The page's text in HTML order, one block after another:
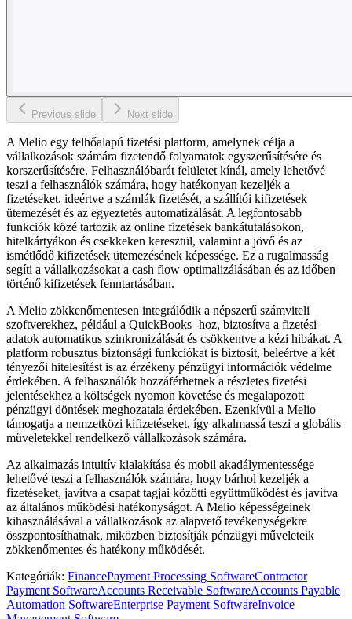
Previous slide Next slide
A Melio egy felhőalapú fizetési platform, amelynek célja a
vállalkozások számára fizetendő folyamatok egyszerűsítésére és
korszerűsítésére. Felhasználóbarát felületet kínál, amely lehetővé
teszi a felhasználók számára, hogy hatékonyan kezeljék a
fizetéseket, ideértve a számlák fizetését, a szállítói kifizetések
ütemezését és az egyeztetés automatizálását. A legfontosabb
funkciók közé tartozik az online fizetések bankátutalásokon,
hitelkártyákon és csekkeken keresztül, valamint a jövő és az
ismétlődő kifizetések ütemezésének képessége. Ez a rugalmasság
segíti a vállalkozásokat a cash flow optimalizálásában és az időben
történő kifizetések fenntartásában.
A Melio zökkenőmentesen integrálódik a népszerű számviteli
szoftverekhez, például a QuickBooks -hoz, biztosítva a fizetési
adatok automatikus szinkronizálását és csökkentve a kézi hibákat. A
platform robusztus biztonsági funkciókat is biztosít, beleértve a két
tényezői hitelesítést is az érzékeny pénzügyi információk védelme
érdekében. A felhasználók hozzáférhetnek a részletes fizetési
jelentésekhez a költségek nyomon követése és megalapozott
pénzügyi döntések meghozatala érdekében. Ezenkívül a Melio
támogatja a nemzetközi kifizetéseket, így alkalmassá teszi a globális
műveletekkel rendelkező vállalkozások számára.
Az alkalmazás intuitív kialakítása és mobil akadálymentessége
lehetővé teszi a felhasználók számára, hogy bárhol kezeljék a
fizetéseket, javítva a csapat tagjai közötti együttműködést és javítva
az általános működési hatékonyságot. A Melio képességeinek
kihasználásával a vállalkozások az alapvető tevékenységekre
összpontosíthatnak, miközben biztosítják pénzügyi műveleteik
zökkenőmentes és hatékony működését.
Kategóriák: FinancePayment Processing SoftwareContractor
Payment SoftwareAccounts Receivable SoftwareAccounts Payable
Automation SoftwareEnterprise Payment SoftwareInvoice